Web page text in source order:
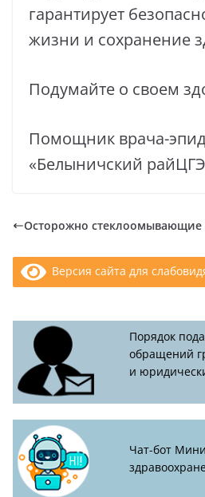
гарантирует
жизни и сохранение
Подумайте о своем
Помощник врача-
«Белыничский
Осторожно стеклоомывающие
Версия сайта для
Порядок
обращений
и
Чат-бот